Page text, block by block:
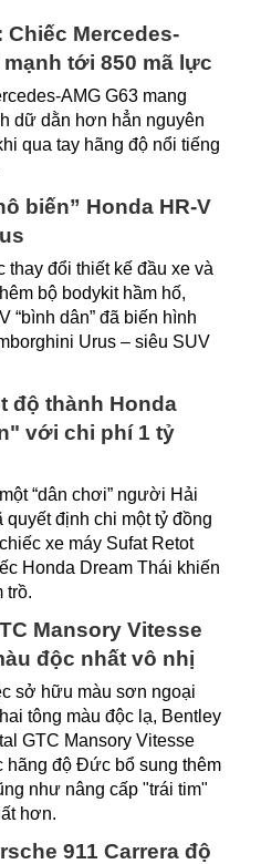
Mercedes-
tới 850 mã lực
AMG G63 mang
dữ dằn hơn hẳn nguyên
qua tay hãng độ nổi tiếng
biến” Honda HR-V
thay đổi thiết kế đầu xe và
bộ bodykit hầm hố,
“bình dân” đã biến hình
Urus – siêu SUV
độ thành Honda
với chi phí 1 tỷ
“dân chơi” người Hải
quyết định chi một tỷ đồng
xe máy Sufat Retot
Honda Dream Thái khiến
trồ.
Mansory Vitesse
độc nhất vô nhị
sở hữu màu sơn ngoại
tông màu độc lạ, Bentley
GTC Mansory Vitesse
hãng độ Đức bổ sung thêm
như nâng cấp "trái tim"
hơn.
911 Carrera độ